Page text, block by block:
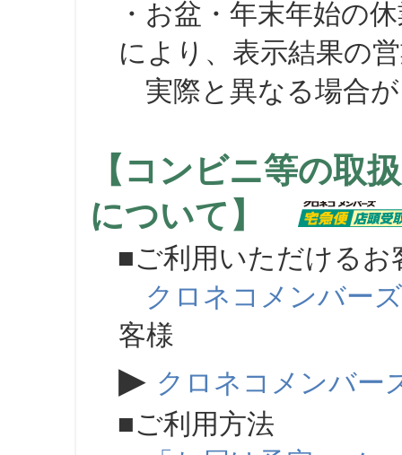
・お盆・年末年始の
により、表示結果の
実際と異なる場合が
【コンビニ等の取
について】
■ご利用いただけるお
クロネコメンバーズ
客様
▶ クロネコメンバー
■ご利用方法